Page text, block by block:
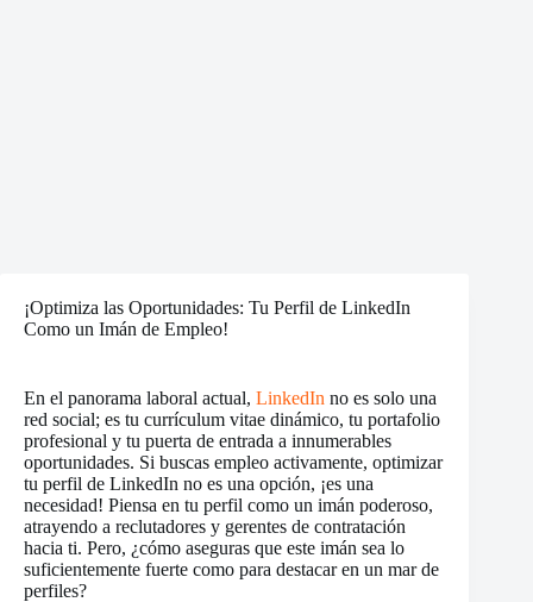
¡Optimiza las Oportunidades: Tu Perfil de LinkedIn
Como un Imán de Empleo!
En el panorama laboral actual, LinkedIn no es solo una
red social; es tu currículum vitae dinámico, tu portafolio
profesional y tu puerta de entrada a innumerables
oportunidades. Si buscas empleo activamente, optimizar
tu perfil de LinkedIn no es una opción, ¡es una
necesidad! Piensa en tu perfil como un imán poderoso,
atrayendo a reclutadores y gerentes de contratación
hacia ti. Pero, ¿cómo aseguras que este imán sea lo
suficientemente fuerte como para destacar en un mar de
perfiles?